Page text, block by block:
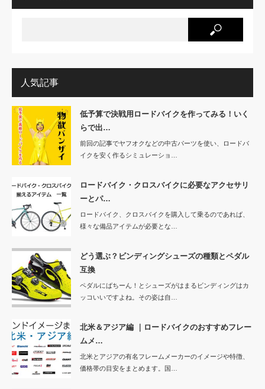
人気記事
低予算で決戦用ロードバイクを作ってみる！いく
らで出…
前回の記事でヤフオクなどの中古パーツを使い、ロードバ
イクを安く作るシミュレーショ…
ロードバイク・クロスバイクに必要なアクセサリ
ーとパ…
ロードバイク、クロスバイクを購入して乗るのであれば、
様々な備品アイテムが必要とな…
どう選ぶ？ビンディングシューズの種類とペダル
互換
ペダルにばちーん！とシューズがはまるビンディングはカ
ッコいいですよね。その姿は自…
北米＆アジア編 ｜ロードバイクのおすすめフレー
ムメ…
北米とアジアの有名フレームメーカーのイメージや特徴、
価格帯の目安をまとめます。国…